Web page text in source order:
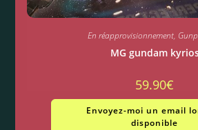
En réapprovisionnement,
MG gundam
59.90€
Envoyez-moi un email
disponible